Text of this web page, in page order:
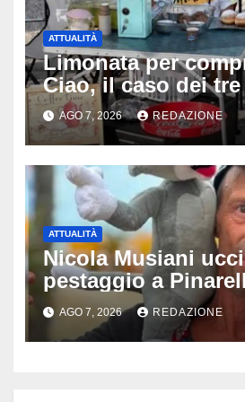
ATTUALITÀ
Limonata per
Ciao, il caso dei tre
divide l’Italia:
in Regione,
difende
AGO 7, 2026 REDAZIONE
ATTUALITÀ
Nicola Musiani
pestaggio a
quattro giovani: la
dopo video,
pedinamenti
AGO 7, 2026 REDAZIONE